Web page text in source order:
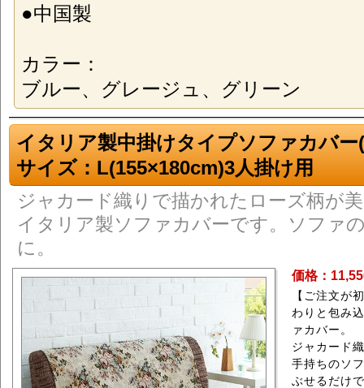
●中国製
カラー：
ブルー、グレージュ、グリーン
イタリア製中掛けタイプソファカバ
サイズ：L(155×180cm)3人掛け用
ジャカード織りで描かれたローズ柄が
イタリア製ソファカバーです。ソファ
に。
価格：
【ご注文が
わりと包み
ァカバー。
ジャカード
手持ちのソ
ぶせるだけ